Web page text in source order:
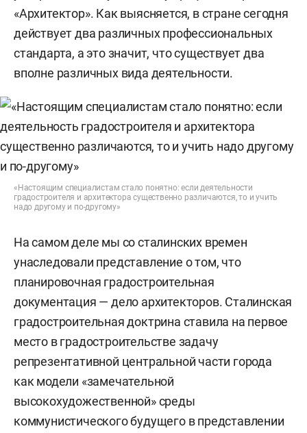
«Архитектор». Как выясняется, в стране сегодня
действует два различных профессиональных
стандарта, а это значит, что существует два
вполне различных вида деятельности.
«Настоящим специалистам стало понятно: если деятельности
градостроителя и архитектора существенно различаются, то и учить
надо другому и по-другому»
На самом деле мы со сталинских времен
унаследовали представление о том, что
планировочная градостроительная
документация — дело архитекторов. Сталинская
градостроительная доктрина ставила на первое
место в градостроительстве задачу
репрезентативной центральной части города
как модели «замечательной
высокохудожественной» среды
коммунистического будущего в представлении